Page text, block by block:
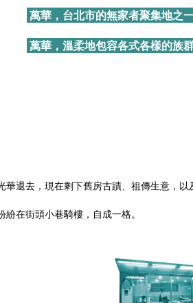
萬華，台北市的無家者聚集地之
萬華，溫柔地包容各式各樣的族群
退去，現在剩下舊房古蹟、祖傳生意，以
在街頭小巷騎樓，自成一格。